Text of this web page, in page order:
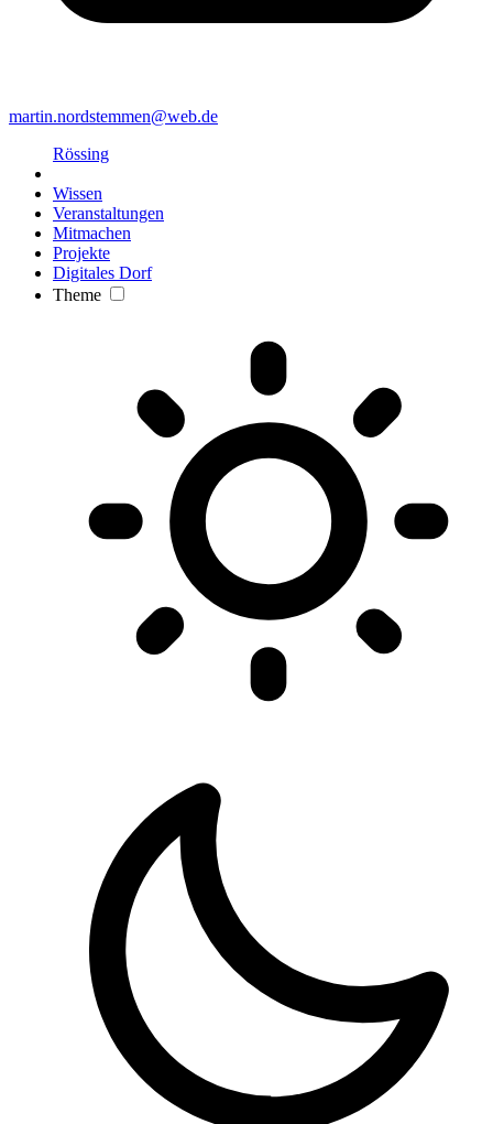
martin.nordstemmen@web.de
Rössing
Wissen
Veranstaltungen
Mitmachen
Projekte
Digitales Dorf
Theme